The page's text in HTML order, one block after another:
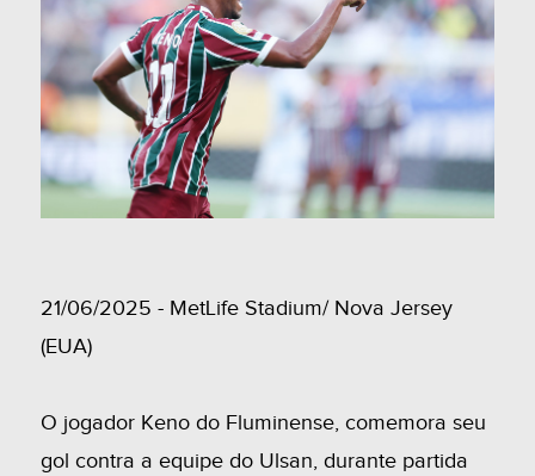
21/06/2025 - MetLife Stadium/ Nova Jersey
(EUA)
O jogador Keno do Fluminense, comemora seu
gol contra a equipe do Ulsan, durante partida